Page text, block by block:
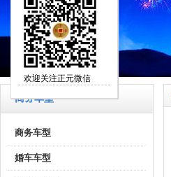
商务车型
商务车型
婚车车型
欢迎关注正元微信